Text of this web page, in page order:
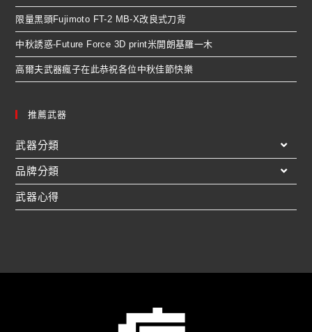
限量黑頭Fujimoto FT-2 MB-X改良式刀背
中秋誘惑-Future Force 3D print米開朗基羅一木
高爾夫武器瘋子在此恭祝各位中秋佳節快樂
推薦武器
武器分類
品牌分類
武器心得